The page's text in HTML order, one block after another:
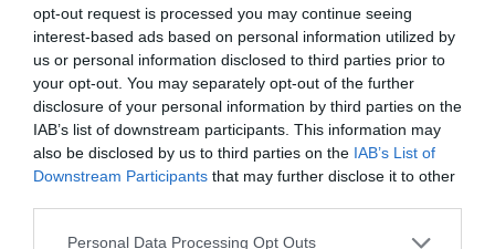
opt-out request is processed you may continue seeing
interest-based ads based on personal information utilized by
us or personal information disclosed to third parties prior to
your opt-out. You may separately opt-out of the further
disclosure of your personal information by third parties on the
IAB’s list of downstream participants. This information may
also be disclosed by us to third parties on the IAB’s List of
Downstream Participants that may further disclose it to other
Personal Data Processing Opt Outs